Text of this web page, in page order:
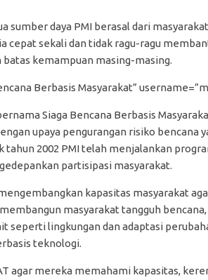
daya PMI berasal dari
cepat sekali dan tidak ragu-ragu
kemampuan masing-masing.
Berbasis Masyarakat”
Siaga Bencana Berbasis
upaya pengurangan risiko bencana
tahun 2002 PMI telah menjalankan
partisipasi masyarakat.
kapasitas masyarakat
masyarakat tangguh
lingkungan dan adaptasi
teknologi.
agar mereka memahami kapasitas,